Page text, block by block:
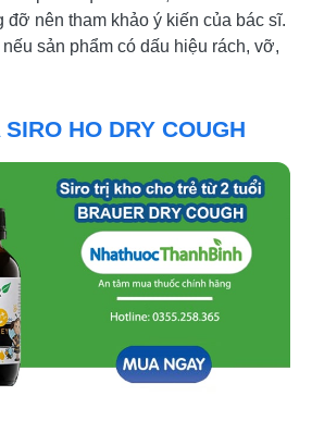
đỡ nên tham khảo ý kiến của bác sĩ.
sản phẩm có dấu hiệu rách, vỡ,
HO DRY COUGH